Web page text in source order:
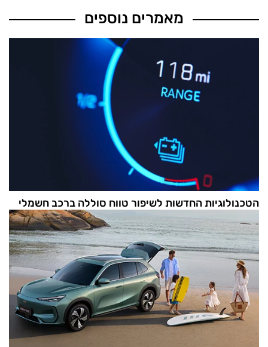
מאמרים נוספים
הטכנולוגיות החדשות לשיפור טווח סוללה ברכב חשמלי